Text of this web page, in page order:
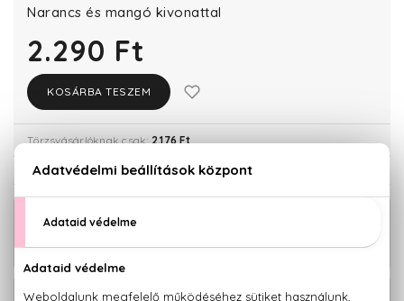
Narancs és mangó kivonattal
2.290 Ft
KOSÁRBA TESZEM
Törzsvásárlóknak csak:2.176 Ft
sampon 400 ml
BIO